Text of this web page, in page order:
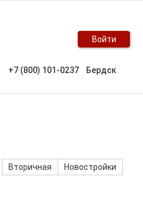
Войти
+7 (800) 101-0237 Бердск
Вторичная Новостройки